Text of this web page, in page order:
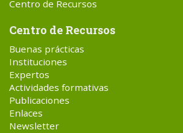
Centro de Recursos
Centro de Recursos
Buenas prácticas
Instituciones
Expertos
Actividades formativas
Publicaciones
Enlaces
Newsletter